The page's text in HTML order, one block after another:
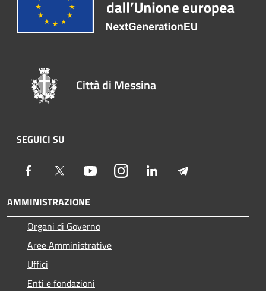
Città di Messina
SEGUICI SU
Facebook Twitter YoutubeInstagram LinkedIn
AMMINISTRAZIONE
Organi di Governo
Aree Amministrative
Uffici
Enti e fondazioni